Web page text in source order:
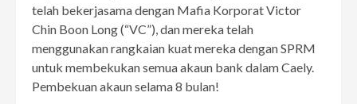
telah bekerjasama dengan Mafia Korporat Victor
Chin Boon Long (“VC”), dan mereka telah
menggunakan rangkaian kuat mereka dengan SPRM
untuk membekukan semua akaun bank dalam Caely.
Pembekuan akaun selama 8 bulan!